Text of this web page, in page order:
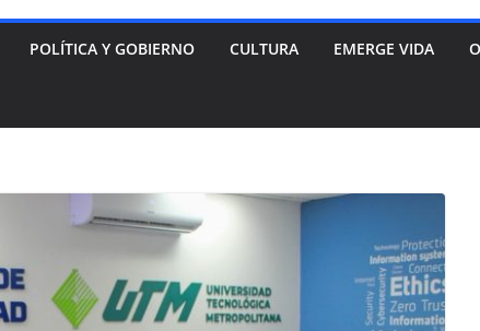
POLÍTICA Y GOBIERNO CULTURA EMERGE VIDA